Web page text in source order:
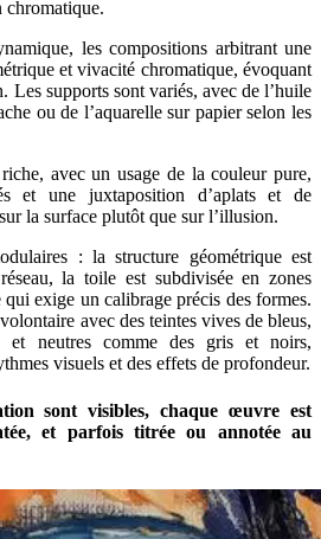
chromatique.
les compositions arbitrant une
et vivacité chromatique, évoquant
Les supports sont variés, avec de l’huile
ou de l’aquarelle sur papier selon les
avec un usage de la couleur pure,
et une juxtaposition d’aplats et de
la surface plutôt que sur l’illusion.
: la structure géométrique est
la toile est subdivisée en zones
exige un calibrage précis des formes.
avec des teintes vives de bleus,
et neutres comme des gris et noirs,
visuels et des effets de profondeur.
sont visibles, chaque œuvre est
et parfois titrée ou annotée au